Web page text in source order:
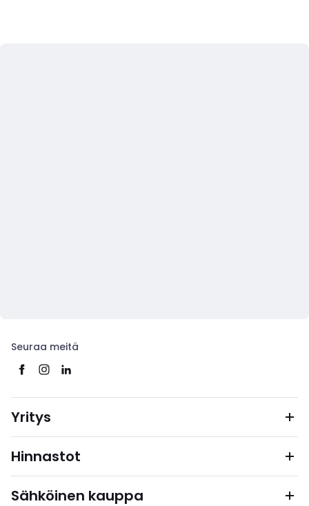
Seuraa meitä
Yritys
Hinnastot
Sähköinen kauppa